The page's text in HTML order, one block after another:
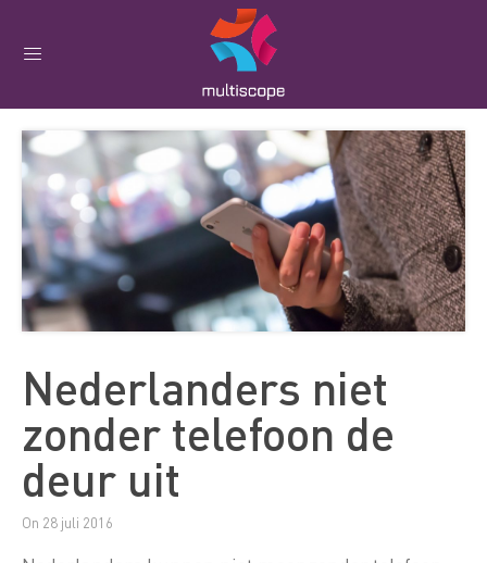
Nederlanders niet
zonder telefoon de
deur uit
On 28 juli 2016